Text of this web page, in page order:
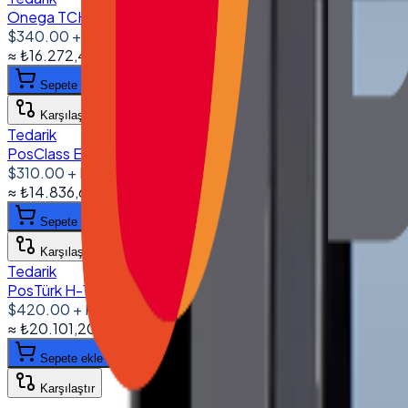
Onega TCH-1500M 15'' Dokunmatik Monitör VGA HDMI DVI
$340.00 + KDV
≈₺16.272,40
Sepete ekle
Karşılaştır
Tedarik
PosClass E-1160 11.6'' USB Dokunmatik Monitör 1920*1080
$310.00 + KDV
≈₺14.836,60 + KDV
Sepete ekle
Karşılaştır
Tedarik
PosTürk H-1330 13.3'' Dokunmatik Monitör VGA HDMI DVI
$420.00 + KDV
≈₺20.101,20 (%20
Sepete ekle
Karşılaştır